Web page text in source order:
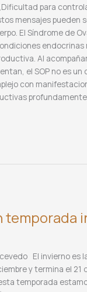
para
mensajes pueden
El Síndrome de
Al
el SOP no es un
con
temporada
El invierno es
y termina el 21
temporada